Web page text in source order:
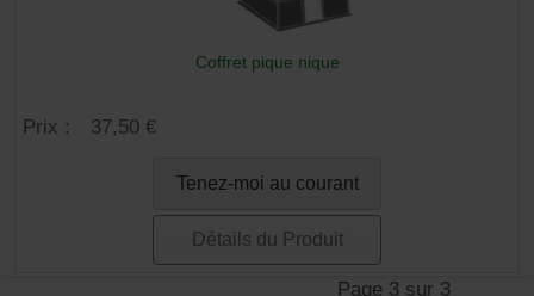
Coffret pique nique
Prix : 37,50 €
Tenez-moi au courant
Détails du Produit
Page 3 sur 3